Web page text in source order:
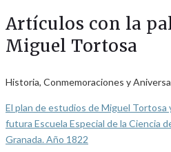
Artículos con la
Miguel Tortosa
Historia, Conmemoraciones y
El plan de estudios de Miguel Tortosa
futura Escuela Especial de la Ciencia
Granada. Año 1822